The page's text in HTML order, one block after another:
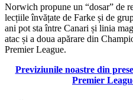
Norwich propune un “dosar” de
lecțiile învățate de Farke și de
ani pot sta între Canari și linia
atac și a doua apărare din
Premier League.
Previziunile noastre din
Premier